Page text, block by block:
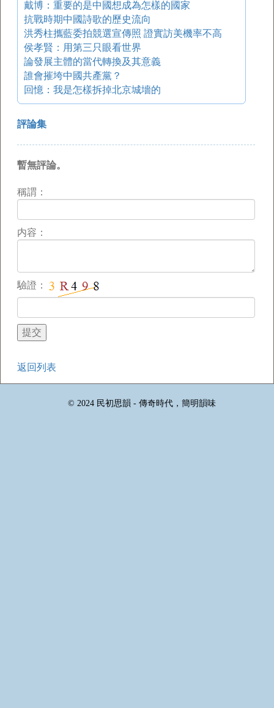
戴博：重要的是中國想成為怎樣的國家
抗戰時期中國詩歌的歷史流向
洪秀柱攜藍委拍競選宣傳照 證實訪美機率不高
侯孝賢：用第三只眼看世界
論發展主體的當代轉換及其意義
誰會摧垮中國共產黨？
回憶：我是怎樣拆掉北京城墻的
評論集
暫無評論。
稱謂：
内容：
驗證：
返回列表
© 2024 民初思韻 - 傳奇時代，簡明韻味